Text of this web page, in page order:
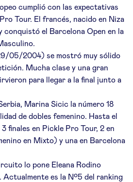
cumplió con las expectativas
Tour. El francés, nacido en Niza
conquistó el Barcelona Open en la
05/2004) se mostró muy sólido
Mucha clase y una gran
para llegar a la final junto a
Marina Sicic la número 18
de dobles femenino. Hasta el
finales en Pickle Pro Tour, 2 en
en Mixto) y una en Barcelona
lo pone Eleana Rodino
Actualmente es la Nº5 del ranking